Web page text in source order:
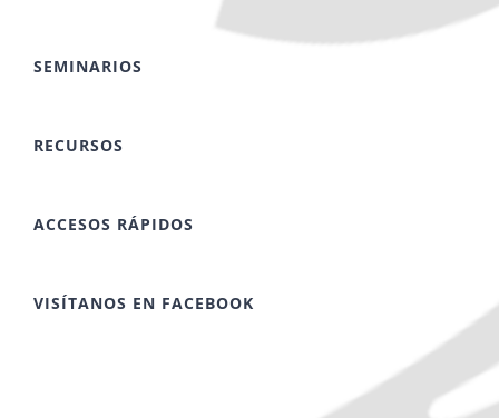
SEMINARIOS
RECURSOS
ACCESOS RÁPIDOS
VISÍTANOS EN FACEBOOK